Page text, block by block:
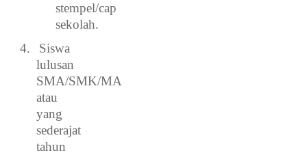
stempel/cap
sekolah.
4.
Siswa
lulusan
SMA/SMK/MA
atau
yang
sederajat
tahun